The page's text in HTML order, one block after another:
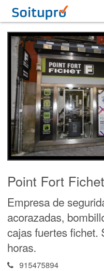
Point Fort Fichet
Empresa de
acorazadas,
cajas fuertes fichet.
horas.
915475894